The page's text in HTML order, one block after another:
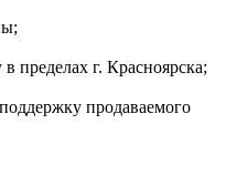
пределах г. Красноярска;
продаваемого